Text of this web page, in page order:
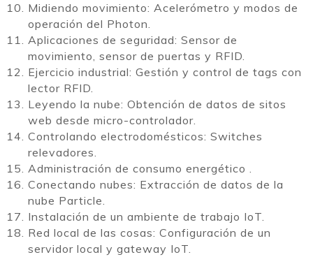
Midiendo movimiento: Acelerómetro y modos de
operación del Photon.
Aplicaciones de seguridad: Sensor de
movimiento, sensor de puertas y RFID.
Ejercicio industrial: Gestión y control de tags con
lector RFID.
Leyendo la nube: Obtención de datos de sitos
web desde micro-controlador.
Controlando electrodomésticos: Switches
relevadores.
Administración de consumo energético .
Conectando nubes: Extracción de datos de la
nube Particle.
Instalación de un ambiente de trabajo IoT.
Red local de las cosas: Configuración de un
servidor local y gateway IoT.